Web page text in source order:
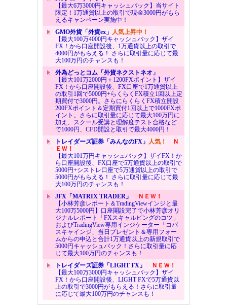
【最大6万3000円キャッシュバック】当サイト
限定！1万通貨以上の取引で現金3000円がもら
えるキャンペーン実施中！
GMO外貨「外貨ex」 人気上昇中！
【最大100万4000円キャッシュバック】ザイ
FX！から口座開設後、1万通貨以上の取引で
4000円がもらえる！ さらに取引量に応じて最
大100万円のチャンスも！
外為どっとコム「外貨ネクストネオ」
【最大101万2000円＋1200FXポイント】ザイ
FX！から口座開設後、FX口座で1万通貨以上
の取引1回で5000円+らくらくFX積立1回以上定
期買付で3000円。さらにらくらくFX積立開設
200FXポイント＆定期買付1回以上で1000FXポ
イント。さらに取引量に応じて最大100万円に
加え、スクール受講と理解度テスト合格など
で1000円、CFD開設と取引で最大4000円！
トレイダーズ証券「みんなのFX」 人気！
Ｎ
ＥＷ！
【最大101万円キャッシュバック】ザイFX！か
ら口座開設後、FX口座で5万通貨以上の取引で
5000円+シストレ口座で5万通貨以上の取引で
5000円がもらえる！ さらに取引量に応じて最
大100万円のチャンスも！
JFX「MATRIX TRADER」
ＮＥＷ！
【小林芳彦レポート＆TradingViewインジと最
大100万5000円】口座開設完了で小林芳彦オリ
ジナルレポート「FXスキャルピングのコツ」
およびTradingView専用インジケーター「コバ
スキャインジ」当日プレゼント＆専用フォー
ムからの申込と合計1万通貨以上の新規取引で
5000円キャッシュバック！さらに取引量に応
じて最大100万円のチャンスも！
トレイダーズ証券「LIGHT FX」
ＮＥＷ！
【最大100万3000円キャッシュバック】ザイ
FX！から口座開設後、LIGHT FXで5万通貨以
上の取引で3000円がもらえる！さらに取引量
に応じて最大100万円のチャンスも！